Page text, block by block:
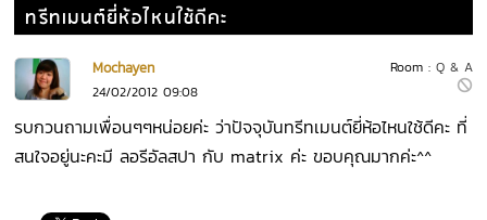
ทรีทเมนต์ยี่ห้อไหนใช้ดีคะ
Room : Q & A
Mochayen
24/02/2012 09:08
รบกวนถามเพื่อนๆๆหน่อยค่ะ ว่าปัจจุบันทรีทเมนต์ยี่ห้อไหนใช้ดีคะ ที่
สนใจอยู่นะคะมี ลอรีอัลสปา กับ matrix ค่ะ ขอบคุณมากค่ะ^^